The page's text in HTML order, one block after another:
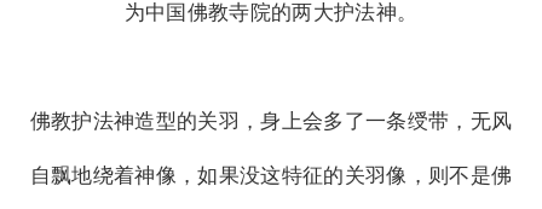
为中国佛教寺院的两大护法神。
佛教护法神造型的关羽，身上会多了一条绶带，无风
自飘地绕着神像，如果没这特征的关羽像，则不是佛